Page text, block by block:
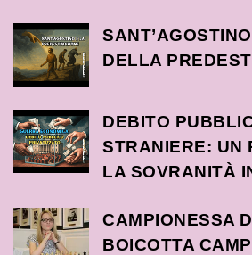
DELLA
DEBITO
STRANIERE: UN
LA SOVRANITÀ
CAMPIONESSA
BOICOTTA